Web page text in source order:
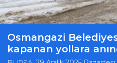
Osmangazi
kapanan yollara